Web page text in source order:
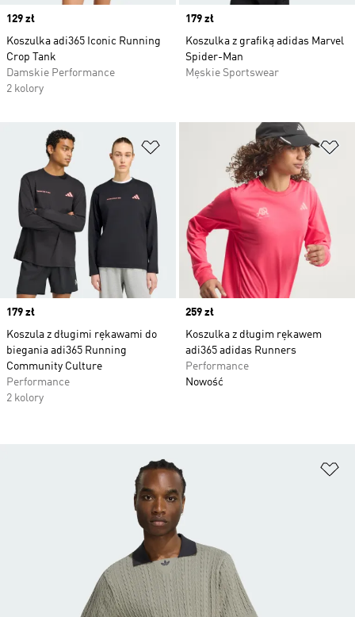
Price
129 zł
Koszulka adi365 Iconic Running
Crop Tank
Damskie Performance
2 kolory
Price
179 zł
Koszulka z grafiką adidas Marvel
Spider-Man
Męskie Sportswear
Dodaj do listy życzeń
Price
179 zł
Koszula z długimi rękawami do
biegania adi365 Running
Community Culture
Performance
2 kolory
Price
259 zł
Koszulka z długim rękawem
adi365 adidas Runners
Performance
Nowość